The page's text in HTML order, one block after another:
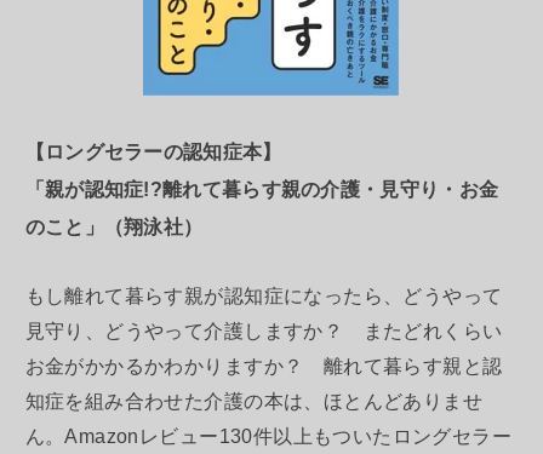
【ロングセラーの認知症本】
「親が認知症!?離れて暮らす親の介護・見守り・お金
のこと」（翔泳社）
もし離れて暮らす親が認知症になったら、どうやって
見守り、どうやって介護しますか？ またどれくらい
お金がかかるかわかりますか？ 離れて暮らす親と認
知症を組み合わせた介護の本は、ほとんどありませ
ん。Amazonレビュー130件以上もついたロングセラー